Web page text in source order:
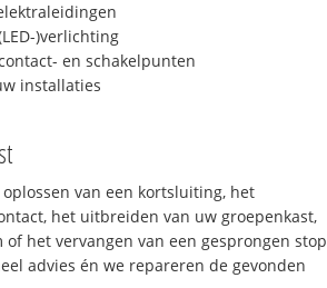
)verlichting
en schakelpunten
installaties
van een kortsluiting, het
het uitbreiden van uw groepenkast,
het vervangen van een gesprongen stop
advies én we repareren de gevonden